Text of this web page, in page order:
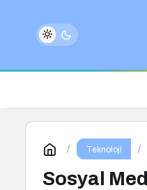
Teknoloji
Sosyal